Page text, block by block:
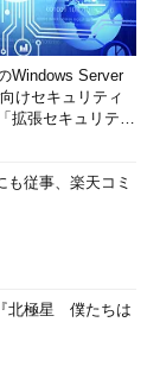
Windows Server
けセキュリティ
拡張セキュリティ
も従事、楽天コミ
北極星 僕たちは